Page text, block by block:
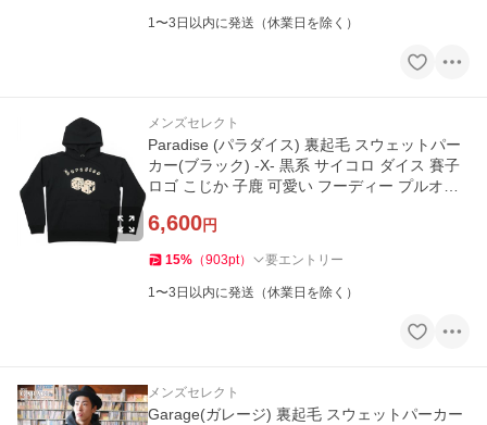
1〜3日以内に発送（休業日を除く）
メンズセレクト
Paradise (パラダイス) 裏起毛 スウェットパー
カー(ブラック) -X- 黒系 サイコロ ダイス 賽子
ロゴ こじか 子鹿 可愛い フーディー プルオー
6,600円
15% （903pt） 要エントリー
1〜3日以内に発送（休業日を除く）
メンズセレクト
Garage(ガレージ) 裏起毛 スウェットパーカー